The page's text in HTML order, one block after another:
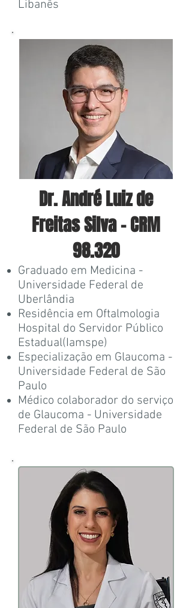
Libanês
Dr. André Luiz de
Freitas Silva -CRM
98.320
Graduado em Medicina -
Universidade Federal de
Uberlândia
Residência em Oftalmologia
Hospital do Servidor Público
Estadual(Iamspe)
Especialização em Glaucoma -
Universidade Federal de São
Paulo
Médico colaborador do serviço
de Glaucoma - Universidade
Federal de São Paulo